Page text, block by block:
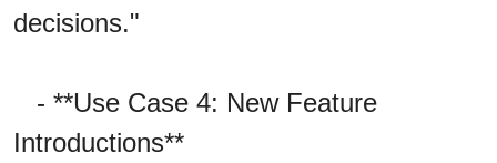
decisions."
- **Use Case 4: New Feature
Introductions**